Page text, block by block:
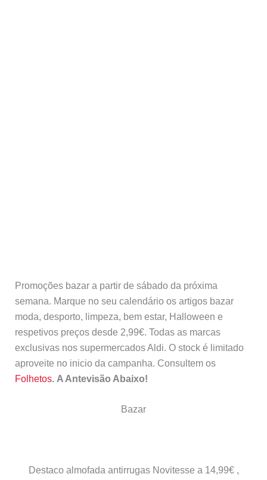
Promoções bazar a partir de sábado da próxima
semana. Marque no seu calendário os artigos bazar
moda, desporto, limpeza, bem estar, Halloween e
respetivos preços desde 2,99€. Todas as marcas
exclusivas nos supermercados Aldi. O stock é limitado
aproveite no inicio da campanha. Consultem os
Folhetos. A Antevisão Abaixo!
Bazar
Destaco almofada antirrugas Novitesse a 14,99€ ,